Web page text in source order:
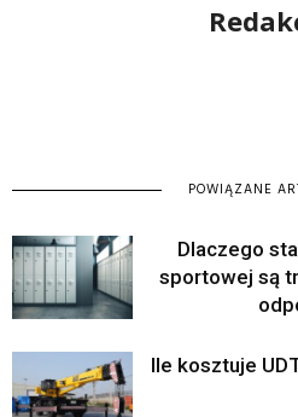
POWIĄZANE
Dlaczego
sportowej są
Ile kosztuje